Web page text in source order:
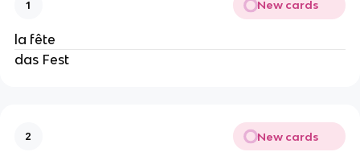
1 New cards
la fête
das Fest
2 New cards